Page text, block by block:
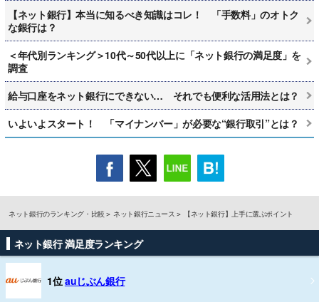
【ネット銀行】本当に知るべき知識はコレ！ 「手数料」のオトク
な銀行は？
＜年代別ランキング＞10代～50代以上に「ネット銀行の満足度」を
調査
給与口座をネット銀行にできない… それでも便利な活用法とは？
いよいよスタート！ 「マイナンバー」が必要な“銀行取引”とは？
ネット銀行のランキング・比較 ネット銀行ニュース 【ネット銀行】上手に選ぶポイント
ネット銀行 満足度ランキング
1位auじぶん銀行